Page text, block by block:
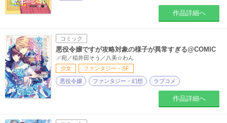
作品詳細へ
コミック
悪役令嬢ですが攻略対象の様子が異常すぎる@COMIC
宛／稲井田そう／八美☆わん
少女
ファンタジー・SF
悪役令嬢 ファンタジー・幻想 ラブコメ
作品詳細へ